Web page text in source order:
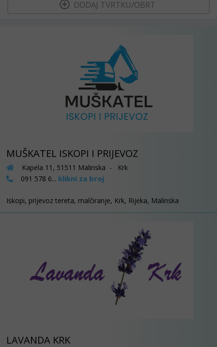
DODAJ TVRTKU/OBRT
MUŠKATEL ISKOPI I PRIJEVOZ
Kapela 11, 51511 Malinska - Krk
091 578 6... klikni za broj
Iskopi, prijevoz tereta, malčiranje, Krk, Rijeka, Malinska
LAVANDA KRK